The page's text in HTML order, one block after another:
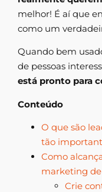
melhor! É aí que
como um
Quando bem
de pessoas
está pronto para
Conteúdo
O que são
tão
Como
marketing
Crie